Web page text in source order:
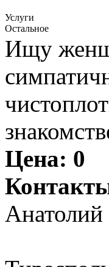
Услуги
Остальное
Ищу
Цена: 0
Анатолий